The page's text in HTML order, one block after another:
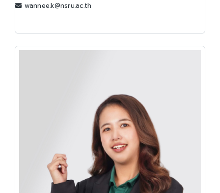
wannee.k@nsru.ac.th